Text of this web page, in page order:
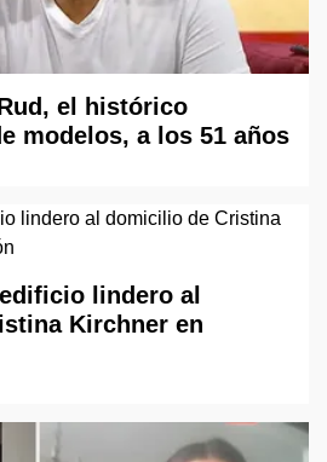
el histórico
modelos, a los 51 años
lindero al
Kirchner en